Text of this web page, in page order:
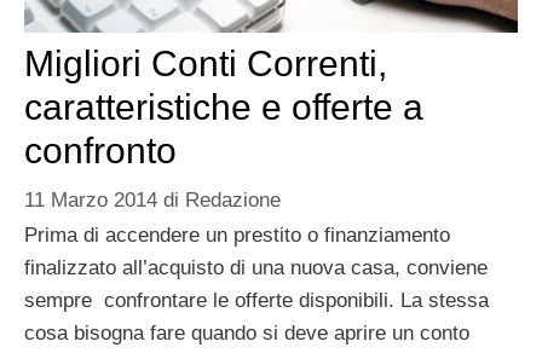
Migliori Conti Correnti,
caratteristiche e offerte a
confronto
11 Marzo 2014 di Redazione
Prima di accendere un prestito o finanziamento
finalizzato all’acquisto di una nuova casa, conviene
sempre confrontare le offerte disponibili. La stessa
cosa bisogna fare quando si deve aprire un conto